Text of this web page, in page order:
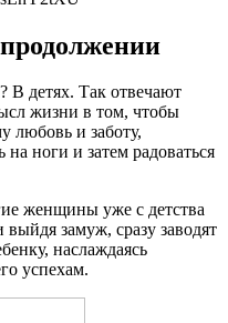
детях. Так отвечают
жизни в том, чтобы
любовь и заботу,
на ноги и затем радоваться
женщины уже с детства
замуж, сразу заводят
наслаждаясь
успехам.